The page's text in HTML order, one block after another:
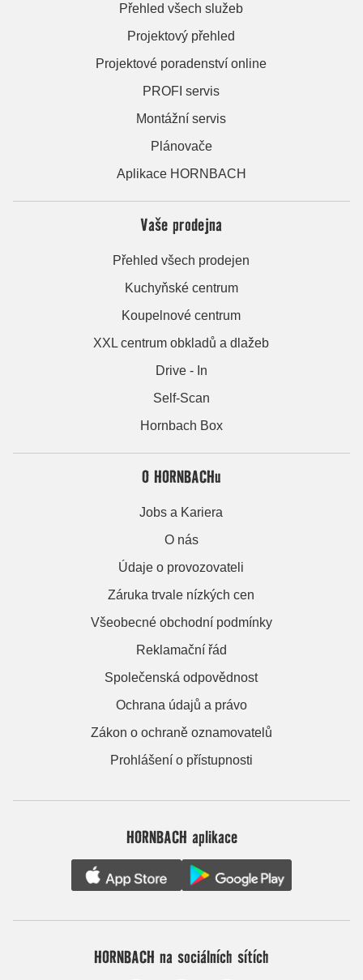
Přehled všech služeb
Projektový přehled
Projektové poradenství online
PROFI servis
Montážní servis
Plánovače
Aplikace HORNBACH
Vaše prodejna
Přehled všech prodejen
Kuchyňské centrum
Koupelnové centrum
XXL centrum obkladů a dlažeb
Drive - In
Self-Scan
Hornbach Box
O HORNBACHu
Jobs a Kariera
O nás
Údaje o provozovateli
Záruka trvale nízkých cen
Všeobecné obchodní podmínky
Reklamační řád
Společenská odpovědnost
Ochrana údajů a právo
Zákon o ochraně oznamovatelů
Prohlášení o přístupnosti
HORNBACH aplikace
HORNBACH na sociálních sítích